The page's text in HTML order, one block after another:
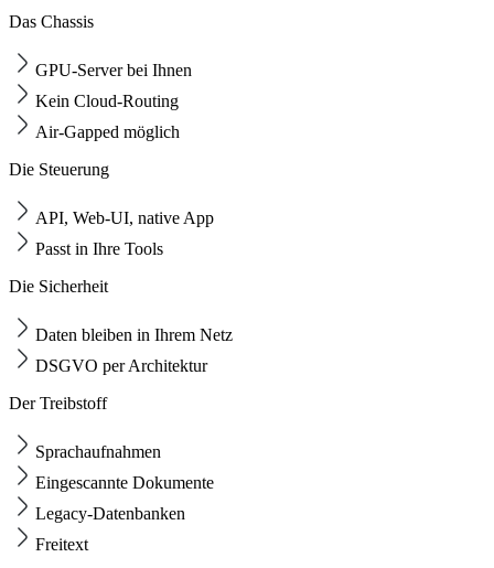
Das Chassis
GPU-Server bei Ihnen
Kein Cloud-Routing
Air-Gapped möglich
Die Steuerung
API, Web-UI, native App
Passt in Ihre Tools
Die Sicherheit
Daten bleiben in Ihrem Netz
DSGVO per Architektur
Der Treibstoff
Sprachaufnahmen
Eingescannte Dokumente
Legacy-Datenbanken
Freitext